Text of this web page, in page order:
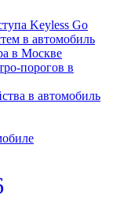
Keyless Go
в автомобиль
в Москве
порогов в
в автомобиль